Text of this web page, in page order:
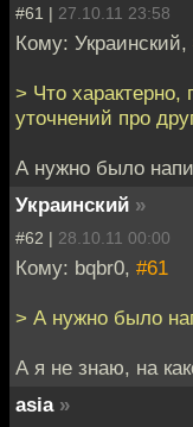
#61 | 27.10.11 23:58
Кому: Украинский,
> Что характерно,
уточнений про
А нужно было
Украинский »
#62 | 28.10.11 00:00
Кому: bqbr0, #61
> А нужно было
А я не знаю, на
asia »